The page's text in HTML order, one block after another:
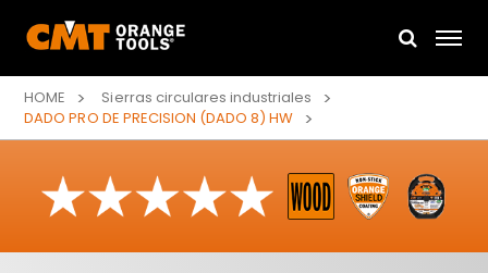
HOME
Sierras circulares industriales
DADO PRO DE PRECISION (DADO 8) HW